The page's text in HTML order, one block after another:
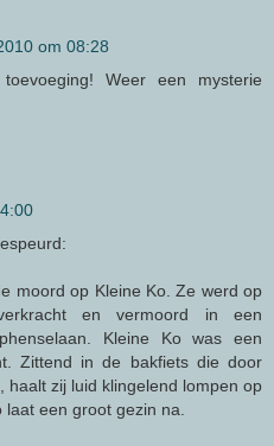
om 08:28
Weer een mysterie
moord op Kleine Ko. Ze werd op
en vermoord in een
Kleine Ko was een
Zittend in de bakfiets die door
haalt zij luid klingelend lompen op
een groot gezin na.